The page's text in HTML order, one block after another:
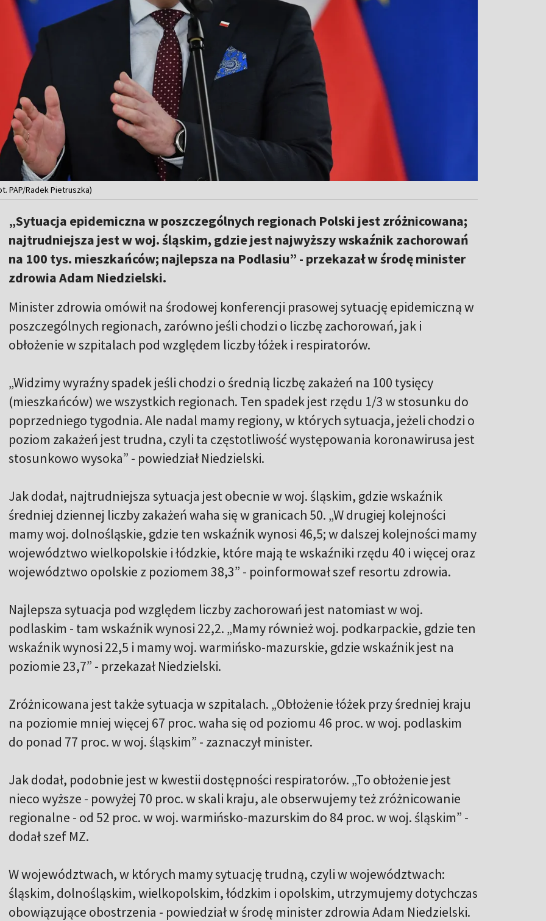
PAP/Radek Pietruszka)
„Sytuacja epidemiczna w poszczególnych regionach Polski jest zróżnicowana;
najtrudniejsza jest w woj. śląskim, gdzie jest najwyższy wskaźnik zachorowań
na 100 tys. mieszkańców; najlepsza na Podlasiu” - przekazał w środę minister
zdrowia Adam Niedzielski.
Minister zdrowia omówił na środowej konferencji prasowej sytuację epidemiczną w
poszczególnych regionach, zarówno jeśli chodzi o liczbę zachorowań, jak i
obłożenie w szpitalach pod względem liczby łóżek i respiratorów.
„Widzimy wyraźny spadek jeśli chodzi o średnią liczbę zakażeń na 100 tysięcy
(mieszkańców) we wszystkich regionach. Ten spadek jest rzędu 1/3 w stosunku do
poprzedniego tygodnia. Ale nadal mamy regiony, w których sytuacja, jeżeli chodzi o
poziom zakażeń jest trudna, czyli ta częstotliwość występowania koronawirusa jest
stosunkowo wysoka” - powiedział Niedzielski.
Jak dodał, najtrudniejsza sytuacja jest obecnie w woj. śląskim, gdzie wskaźnik
średniej dziennej liczby zakażeń waha się w granicach 50. „W drugiej kolejności
mamy woj. dolnośląskie, gdzie ten wskaźnik wynosi 46,5; w dalszej kolejności mamy
województwo wielkopolskie i łódzkie, które mają te wskaźniki rzędu 40 i więcej oraz
województwo opolskie z poziomem 38,3” - poinformował szef resortu zdrowia.
Najlepsza sytuacja pod względem liczby zachorowań jest natomiast w woj.
podlaskim - tam wskaźnik wynosi 22,2. „Mamy również woj. podkarpackie, gdzie ten
wskaźnik wynosi 22,5 i mamy woj. warmińsko-mazurskie, gdzie wskaźnik jest na
poziomie 23,7” - przekazał Niedzielski.
Zróżnicowana jest także sytuacja w szpitalach. „Obłożenie łóżek przy średniej kraju
na poziomie mniej więcej 67 proc. waha się od poziomu 46 proc. w woj. podlaskim
do ponad 77 proc. w woj. śląskim” - zaznaczył minister.
Jak dodał, podobnie jest w kwestii dostępności respiratorów. „To obłożenie jest
nieco wyższe - powyżej 70 proc. w skali kraju, ale obserwujemy też zróżnicowanie
regionalne - od 52 proc. w woj. warmińsko-mazurskim do 84 proc. w woj. śląskim” -
dodał szef MZ.
W województwach, w których mamy sytuację trudną, czyli w województwach:
śląskim, dolnośląskim, wielkopolskim, łódzkim i opolskim, utrzymujemy dotychczas
obowiązujące obostrzenia - powiedział w środę minister zdrowia Adam Niedzielski.